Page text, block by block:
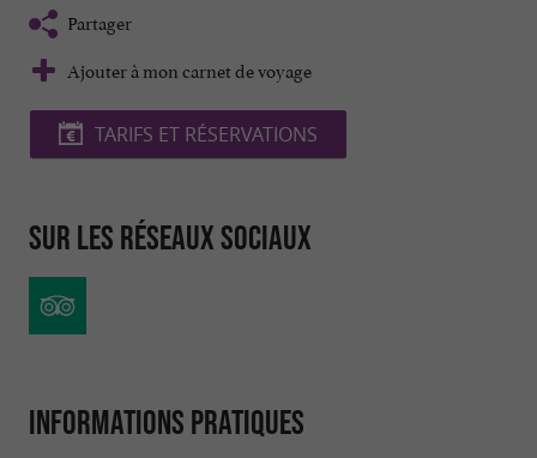
Partager
Ajouter à mon carnet de voyage
TARIFS ET RÉSERVATIONS
Sur les réseaux sociaux
Informations pratiques